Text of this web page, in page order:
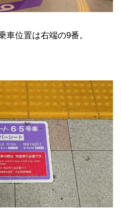
車位置は右端の9番。